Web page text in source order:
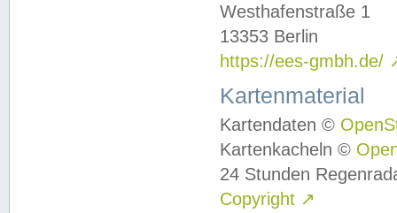
Westhafenstraße 1
13353 Berlin
https://ees-gmbh.de/
Kartenmaterial
Kartendaten ©
Kartenkacheln ©
24 Stunden
Copyright ↗